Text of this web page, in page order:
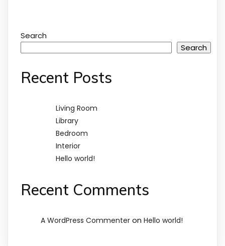
Search
Search
Recent Posts
Living Room
Library
Bedroom
Interior
Hello world!
Recent Comments
A WordPress Commenter on Hello world!